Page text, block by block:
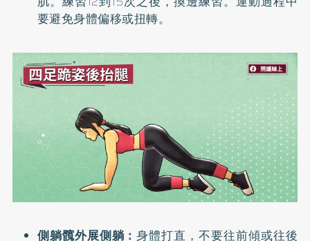
要避免身體偏移或扭轉。
側躺髖外展側躺：身體打直，不要往前傾或往後